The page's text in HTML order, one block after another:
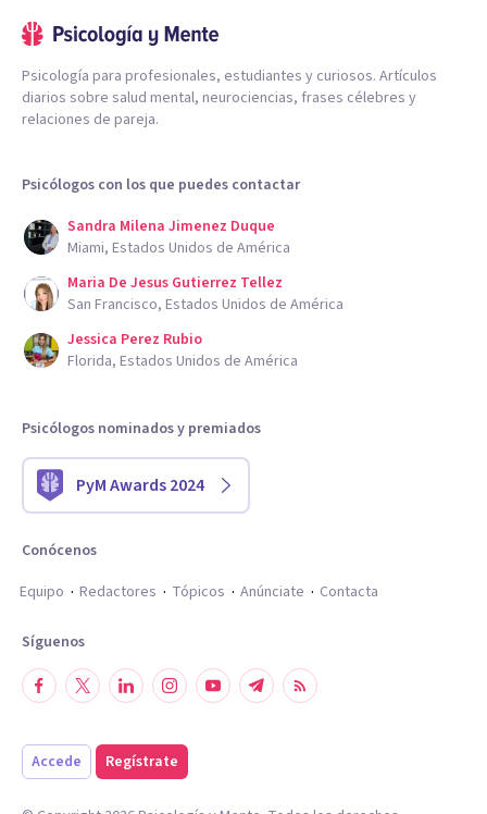
Psicología para profesionales, estudiantes y curiosos. Artículos
diarios sobre salud mental, neurociencias, frases célebres y
relaciones de pareja.
Psicólogos con los que puedes contactar
Sandra Milena Jimenez Duque
Miami, Estados Unidos de América
Maria De Jesus Gutierrez Tellez
San Francisco, Estados Unidos de América
Jessica Perez Rubio
Florida, Estados Unidos de América
Psicólogos nominados y premiados
PyM Awards 2024
Conócenos
Equipo
Redactores Tópicos Anúnciate Contacta
Síguenos
Accede Regístrate